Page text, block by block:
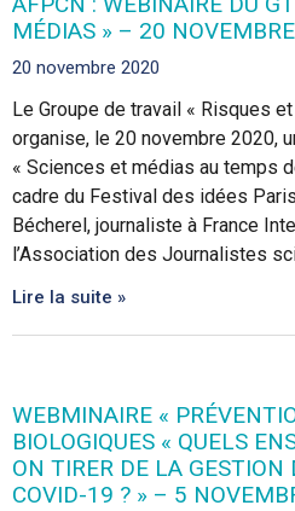
MÉDIAS » – 20
20 novembre 2020
Le Groupe de travail « Risques
organise, le 20 novembre 2020,
« Sciences et médias au temps
cadre du Festival des idées
Bécherel, journaliste à France
l’Association des Journalistes
Lire la suite »
WEBMINAIRE «
BIOLOGIQUES « QUELS
ON TIRER DE LA
COVID-19 ? » – 5